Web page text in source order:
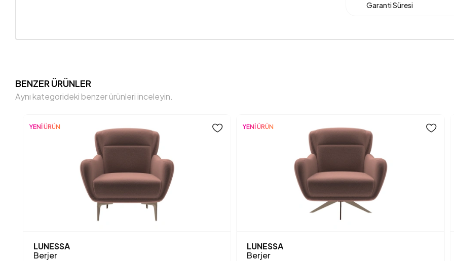
Garanti Süresi
Kimyasal Kullanımı
Kol Genişliği (mm)
Kol Yüksekliği (mm)
Kuru Temizleme
Maksimum Taşıma
BENZER ÜRÜNLER
Aynı kategorideki benzer ürünleri inceleyin.
YENİ ÜRÜN
LUNESSA
Berjer
YENİ ÜRÜN
LUNESSA
Berjer